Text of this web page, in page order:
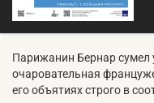
Парижанин Бернар сумел
очаровательная
его объятиях строго в